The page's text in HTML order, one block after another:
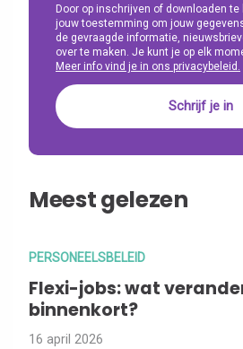
Door op inschrijven of downloaden
jouw toestemming om jouw
de gevraagde informatie,
over te maken. Je kunt je op elk
Meer info vind je in ons privacybeleid.
Meest gelezen
PERSONEELSBELEID
Flexi-jobs: wat
binnenkort?
16 april 2026